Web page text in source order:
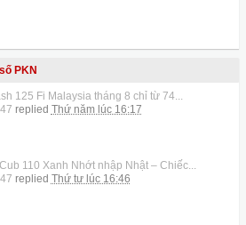
PKN
125 Fi Malaysia tháng 8 chỉ từ 74...
replied Thứ năm lúc 16:17
110 Xanh Nhớt nhập Nhật – Chiếc...
replied Thứ tư lúc 16:46